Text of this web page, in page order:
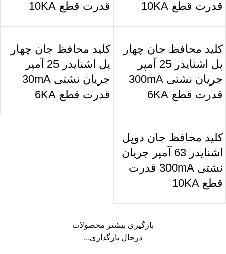
قدرت قطع 10KA
قدرت قطع 10KA
کلید محافظ جان چهار
پل اشنایدر 25 آمپر
جریان نشتی 300mA
قدرت قطع 6KA
کلید محافظ جان چهار
پل اشنایدر 25 آمپر
جریان نشتی 30mA
قدرت قطع 6KA
کلید محافظ جان دوپل
اشنایدر 63 آمپر جریان
نشتی 300mA قدرت
قطع 10KA
بارگیری بیشتر محصولات
درحال بارگذاری...